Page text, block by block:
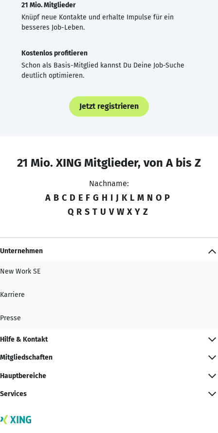
21 Mio. Mitglieder
Knüpf neue Kontakte und erhalte Impulse für ein
besseres Job-Leben.
Kostenlos profitieren
Schon als Basis-Mitglied kannst Du Deine Job-Suche
deutlich optimieren.
Jetzt registrieren
21 Mio. XING Mitglieder, von A bis Z
Nachname:
A B C D E F G H I J K L M N O P
Q R S T U V W X Y Z
Unternehmen
New Work SE
Karriere
Presse
Hilfe & Kontakt
Mitgliedschaften
Hauptbereiche
Services